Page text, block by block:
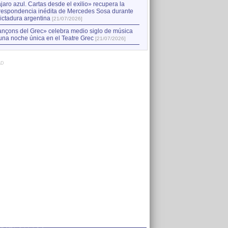
azul. Cartas desde el exilio» recupera la
inédita de Mercedes Sosa durante
argentina [21/07/2026]
del Grec» celebra medio siglo de música
noche única en el Teatre Grec [21/07/2026]